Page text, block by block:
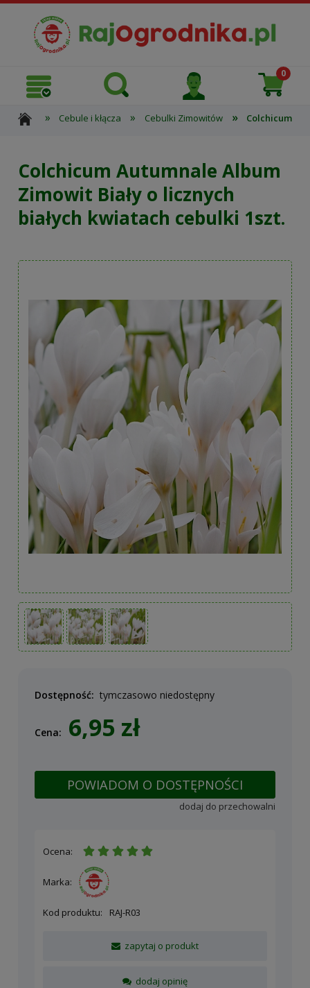
» Cebule i kłącza » Cebulki Zimowitów » Colchicum
Colchicum Autumnale Album
Zimowit Biały o licznych
białych kwiatach cebulki 1szt.
Dostępność: tymczasowo niedostępny
Cena: 6,95 zł
POWIADOM O DOSTĘPNOŚCI
dodaj do przechowalni
Ocena:
Marka:
Kod produktu: RAJ-R03
zapytaj o produkt
dodaj opinię